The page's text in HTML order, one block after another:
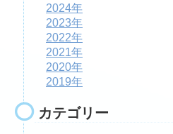
2024年
2023年
2022年
2021年
2020年
2019年
カテゴリー